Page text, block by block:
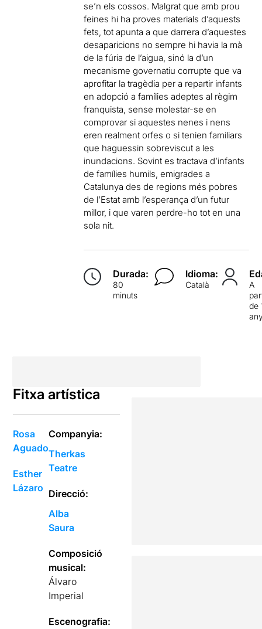
se’n els cossos. Malgrat que amb prou
feines hi ha proves materials d’aquests
fets, tot apunta a que darrera d’aquestes
desaparicions no sempre hi havia la mà
de la fúria de l’aigua, sinó la d’un
mecanisme governatiu corrupte que va
aprofitar la tragèdia per a repartir infants
en adopció a famílies adeptes al règim
franquista, sense molestar-se en
comprovar si aquestes nenes i nens
eren realment orfes o si tenien familiars
que haguessin sobreviscut a les
inundacions. Sovint es tractava d’infants
de famílies humils, emigrades a
Catalunya des de regions més pobres
de l’Estat amb l’esperança d’un futur
millor, i que varen perdre-ho tot en una
sola nit.
Durada:
80
minuts
Idioma:
Català
A
de
Fitxa artística
Rosa
Aguado
Esther
Lázaro
Companyia:
Therkas
Teatre
Direcció:
Alba
Saura
Composició
musical:
Álvaro
Imperial
Escenografia: